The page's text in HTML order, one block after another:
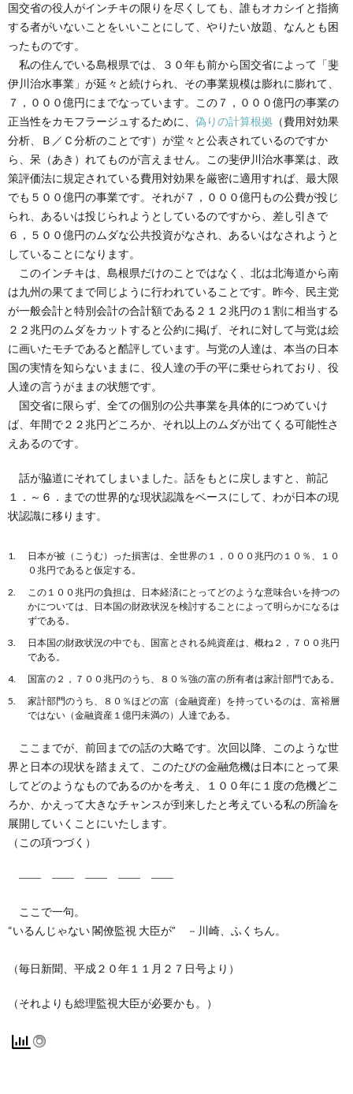
国交省の役人がインチキの限りを尽くしても、誰もオカシイと指摘
する者がいないことをいいことにして、やりたい放題、なんとも困
ったものです。
私の住んでいる島根県では、３０年も前から国交省によって「斐
伊川治水事業」が延々と続けられ、その事業規模は膨れに膨れて、
７，０００億円にまでなっています。この７，０００億円の事業の
正当性をカモフラージュするために、 偽りの計算根拠 （費用対効果
分析、Ｂ／Ｃ分析のことです）が堂々と公表されているのですか
ら、呆（あき）れてものが言えません。この斐伊川治水事業は、政
策評価法に規定されている費用対効果を厳密に適用すれば、最大限
でも５００億円の事業です。それが７，０００億円もの公費が投じ
られ、あるいは投じられようとしているのですから、差し引きで
６，５００億円のムダな公共投資がなされ、あるいはなされようと
していることになります。
このインチキは、島根県だけのことではなく、北は北海道から南
は九州の果てまで同じように行われていることです。昨今、民主党
が一般会計と特別会計の合計額である２１２兆円の１割に相当する
２２兆円のムダをカットすると公約に掲げ、それに対して与党は絵
に画いたモチであると酷評しています。与党の人達は、本当の日本
国の実情を知らないままに、役人達の手の平に乗せられており、役
人達の言うがままの状態です。
国交省に限らず、全ての個別の公共事業を具体的につめていけ
ば、年間で２２兆円どころか、それ以上のムダが出てくる可能性さ
えあるのです。
話が脇道にそれてしまいました。話をもとに戻しますと、前記
１．～６．までの世界的な現状認識をベースにして、わが日本の現
状認識に移ります。
日本が被（こうむ）った損害は、全世界の１，０００兆円の１０％、１０
０兆円であると仮定する。
この１００兆円の負担は、日本経済にとってどのような意味合いを持つの
かについては、日本国の財政状況を検討することによって明らかになるは
ずである。
日本国の財政状況の中でも、国富とされる純資産は、概ね２，７００兆円
である。
国富の２，７００兆円のうち、８０％強の富の所有者は家計部門である。
家計部門のうち、８０％ほどの富（金融資産）を持っているのは、富裕層
ではない（金融資産１億円未満の）人達である。
ここまでが、前回までの話の大略です。次回以降、このような世
界と日本の現状を踏まえて、このたびの金融危機は日本にとって果
してどのようなものであるのかを考え、１００年に１度の危機どこ
ろか、かえって大きなチャンスが到来したと考えている私の所論を
展開していくことにいたします。
（この項つづく）
―― ―― ―― ―― ――
ここで一句。
“いるんじゃない 閣僚監視 大臣が” －川崎、ふくちん。
（毎日新聞、平成２０年１１月２７日号より）
（それよりも総理監視大臣が必要かも。）